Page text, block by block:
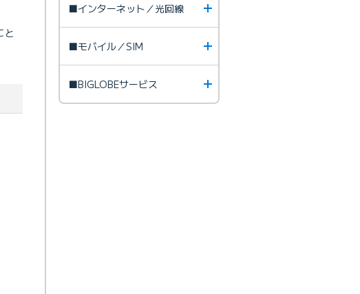
と
■インターネット／光回線
■モバイル／SIM
■BIGLOBEサービス